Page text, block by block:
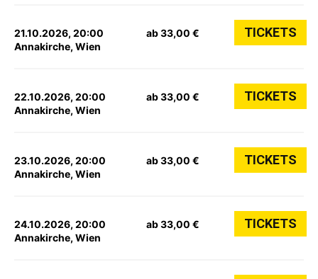
21.10.2026, 20:00
Annakirche, Wien
ab 33,00 € TICKETS
22.10.2026, 20:00
Annakirche, Wien
ab 33,00 € TICKETS
23.10.2026, 20:00
Annakirche, Wien
ab 33,00 € TICKETS
24.10.2026, 20:00
Annakirche, Wien
ab 33,00 € TICKETS